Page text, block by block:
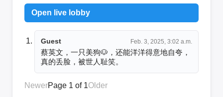
Open live lobby
Guest Feb. 3, 2025, 3:02 a.m.
蔡英文，一只美狗🐶，还能洋洋得意地自夸，
真的丢脸，被世人耻笑。
NewerPage 1 of 1Older